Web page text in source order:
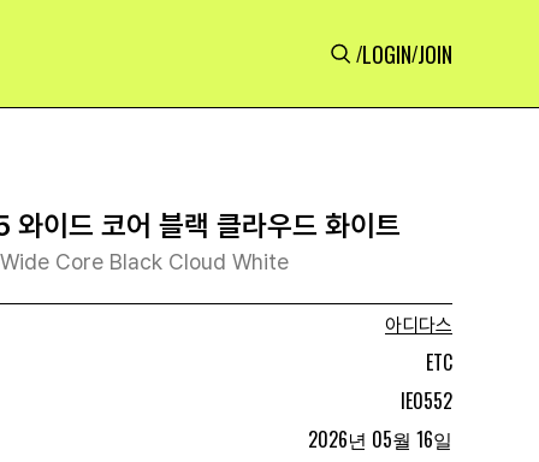
/LOGIN/JOIN
와이드 코어 블랙 클라우드 화이트
Core Black Cloud White
아디다스
ETC
IE0552
2026년 05월 16일